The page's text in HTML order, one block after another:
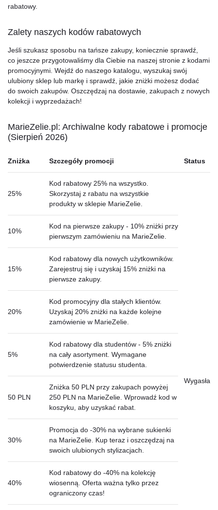
rabatowy.
Zalety naszych kodów rabatowych
Jeśli szukasz sposobu na tańsze zakupy, koniecznie sprawdź,
co jeszcze przygotowaliśmy dla Ciebie na naszej stronie z kodami
promocyjnymi. Wejdź do naszego katalogu, wyszukaj swój
ulubiony sklep lub markę i sprawdź, jakie zniżki możesz dodać
do swoich zakupów. Oszczędzaj na dostawie, zakupach z nowych
kolekcji i wyprzedażach!
MarieZelie.pl: Archiwalne kody rabatowe i promocje
(Sierpień 2026)
Zniżka Szczegóły promocji Status
25%
Kod rabatowy 25% na wszystko.
Skorzystaj z rabatu na wszystkie
produkty w sklepie MarieZelie.
Wygasła
10%
Kod na pierwsze zakupy - 10% zniżki przy
pierwszym zamówieniu na MarieZelie.
15%
Kod rabatowy dla nowych użytkowników.
Zarejestruj się i uzyskaj 15% zniżki na
pierwsze zakupy.
20%
Kod promocyjny dla stałych klientów.
Uzyskaj 20% zniżki na każde kolejne
zamówienie w MarieZelie.
5%
Kod rabatowy dla studentów - 5% zniżki
na cały asortyment. Wymagane
potwierdzenie statusu studenta.
50 PLN
Zniżka 50 PLN przy zakupach powyżej
250 PLN na MarieZelie. Wprowadź kod w
koszyku, aby uzyskać rabat.
30%
Promocja do -30% na wybrane sukienki
na MarieZelie. Kup teraz i oszczędzaj na
swoich ulubionych stylizacjach.
40%
Kod rabatowy do -40% na kolekcję
wiosenną. Oferta ważna tylko przez
ograniczony czas!